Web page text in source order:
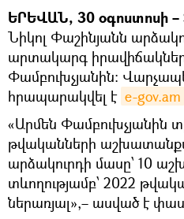
ԵՐԵՎԱՆ, 30 օգոստոսի –
Նիկոլ Փաշինյանն
արտակարգ
Փամբուխչյանին։
հրապարակվել է e-gov.am
«Արմեն Փամբուխչյանին
թվականների
արձակուրդի մասը՝ 10
տևողությամբ՝ 2022
ներառյալ»,– ասված է